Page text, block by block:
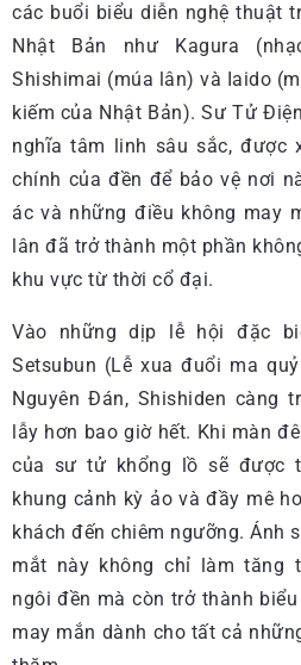
các buổi biểu diễn nghệ thuật
Nhật Bản như Kagura
Shishimai (múa lân) và Iaido
kiếm của Nhật Bản). Sư Tử
nghĩa tâm linh sâu sắc, được
chính của đền để bảo vệ nơi
ác và những điều không may
lân đã trở thành một phần
khu vực từ thời cổ đại.
Vào những dịp lễ hội đặc
Setsubun (Lễ xua đuổi ma
Nguyên Đán, Shishiden càng
lẫy hơn bao giờ hết. Khi màn
của sư tử khổng lồ sẽ được
khung cảnh kỳ ảo và đầy mê
khách đến chiêm ngưỡng. Ánh
mắt này không chỉ làm tăng
ngôi đền mà còn trở thành
may mắn dành cho tất cả